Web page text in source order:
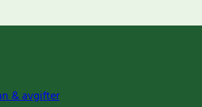
& avgifter